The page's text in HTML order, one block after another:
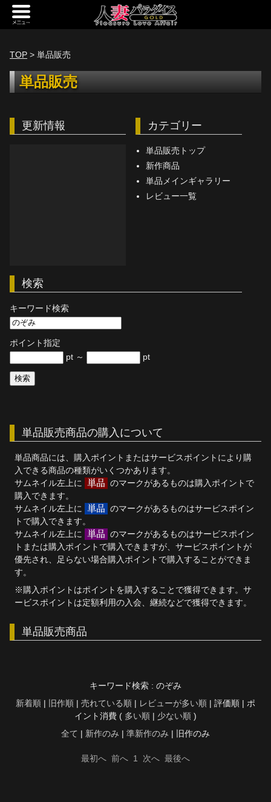
トップページ
[定額] メインギャラリー
単品販売
ヘルプ
お問い合わせ
TOP > 単品販売
単品販売
更新情報 カテゴリー
単品販売トップ
新作商品
単品メインギャラリー
レビュー一覧
検索
キーワード検索
ポイント指定
pt ～
pt
単品販売商品の購入について
単品商品には、購入ポイントまたはサービスポイントにより購
入できる商品の種類がいくつかあります。
サムネイル左上に
のマークがあるものは購入ポイントで
購入できます。
サムネイル左上に
のマークがあるものはサービスポイン
トで購入できます。
サムネイル左上に
のマークがあるものはサービスポイン
トまたは購入ポイントで購入できますが、サービスポイントが
優先され、足らない場合購入ポイントで購入することができま
す。
※購入ポイントはポイントを購入することで獲得できます。サ
ービスポイントは定額利用の入会、継続などで獲得できます。
単品販売商品
キーワード検索 : のぞみ
新着順 | 旧作順 | 売れている順 | レビューが多い順 | 評価順 | ポ
イント消費 ( 多い順 | 少ない順 )
全て | 新作のみ | 準新作のみ | 旧作のみ
最初へ 前へ 1 次へ 最後へ